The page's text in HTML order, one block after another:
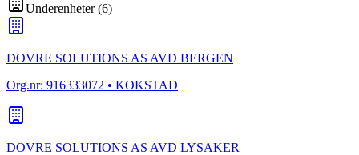
Underenheter(6)
DOVRE SOLUTIONS AS AVD BERGEN
Org.nr: 916333072 • KOKSTAD
DOVRE SOLUTIONS AS AVD LYSAKER